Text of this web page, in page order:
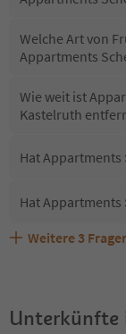
Welche Art von
Appartments
Wie weit ist
Kastelruth
Hat Appartments
Hat Appartments
Sind Haustiere
Welche
Erhalten die Gäste
Weitere 3
Unterkünfte